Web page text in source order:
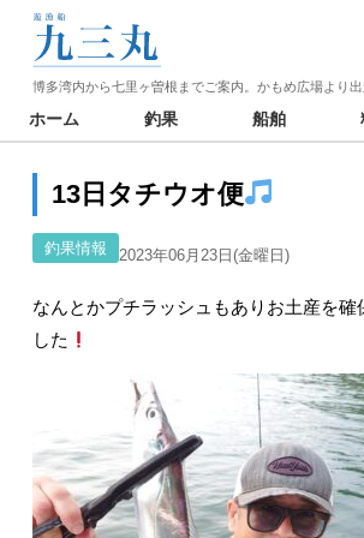
博多湾内から七里ヶ曽根までご案内。かもめ広場より出
ホーム 釣果 船舶
13日タチウオ便
釣果情報 2023年06月23日(金曜日)
なんとかプチラッシュもありお土産を確
した